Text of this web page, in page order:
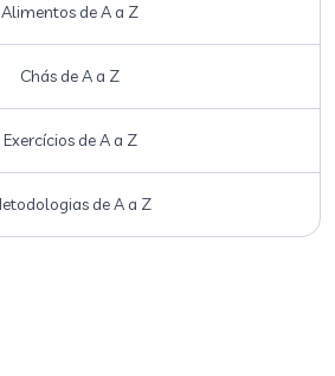
Alimentos de A a Z
Chás de A a Z
Exercícios de A a Z
de A a Z